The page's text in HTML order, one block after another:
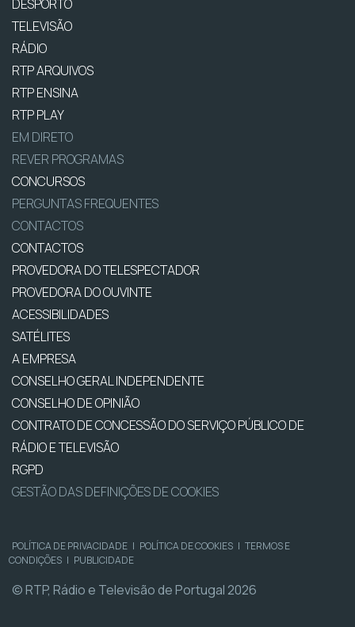
DESPORTO
TELEVISÃO
RÁDIO
RTP ARQUIVOS
RTP ENSINA
RTP PLAY
EM DIRETO
REVER PROGRAMAS
CONCURSOS
PERGUNTAS FREQUENTES
CONTACTOS
CONTACTOS
PROVEDORA DO TELESPECTADOR
PROVEDORA DO OUVINTE
ACESSIBILIDADES
SATÉLITES
A EMPRESA
CONSELHO GERAL INDEPENDENTE
CONSELHO DE OPINIÃO
CONTRATO DE CONCESSÃO DO SERVIÇO PÚBLICO DE
RÁDIO E TELEVISÃO
RGPD
GESTÃO DAS DEFINIÇÕES DE COOKIES
POLÍTICA DE PRIVACIDADE | POLÍTICA DE COOKIES | TERMOS E
CONDIÇÕES | PUBLICIDADE
© RTP, Rádio e Televisão de Portugal 2026